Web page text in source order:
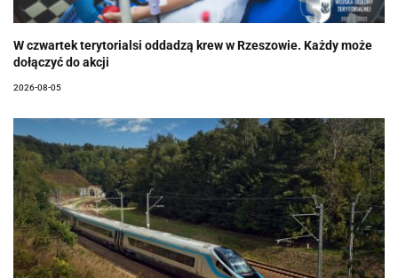
W czwartek terytorialsi oddadzą krew w Rzeszowie. Każdy może
dołączyć do akcji
2026-08-05